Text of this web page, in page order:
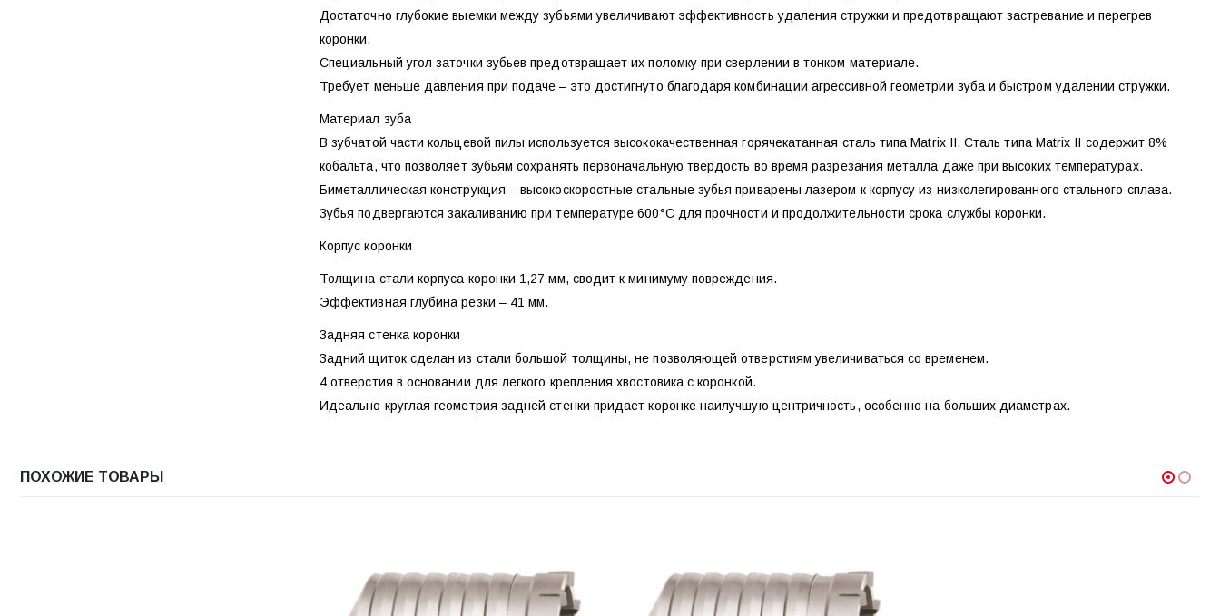
Достаточно глубокие выемки между зубьями увеличивают эффективность удаления стружки и предотвращают застревание и перегрев
коронки.
Специальный угол заточки зубьев предотвращает их поломку при сверлении в тонком материале.
Требует меньше давления при подаче – это достигнуто благодаря комбинации агрессивной геометрии зуба и быстром удалении стружки.
Материал зуба
В зубчатой части кольцевой пилы используется высококачественная горячекатанная сталь типа Matrix II. Сталь типа Matrix II содержит 8%
кобальта, что позволяет зубьям сохранять первоначальную твердость во время разрезания металла даже при высоких температурах.
Биметаллическая конструкция – высокоскоростные стальные зубья приварены лазером к корпусу из низколегированного стального сплава.
Зубья подвергаются закаливанию при температуре 600°С для прочности и продолжительности срока службы коронки.
Корпус коронки
Толщина стали корпуса коронки 1,27 мм, сводит к минимуму повреждения.
Эффективная глубина резки – 41 мм.
Задняя стенка коронки
Задний щиток сделан из стали большой толщины, не позволяющей отверстиям увеличиваться со временем.
4 отверстия в основании для легкого крепления хвостовика с коронкой.
Идеально круглая геометрия задней стенки придает коронке наилучшую центричность, особенно на больших диаметрах.
ПОХОЖИЕ ТОВАРЫ